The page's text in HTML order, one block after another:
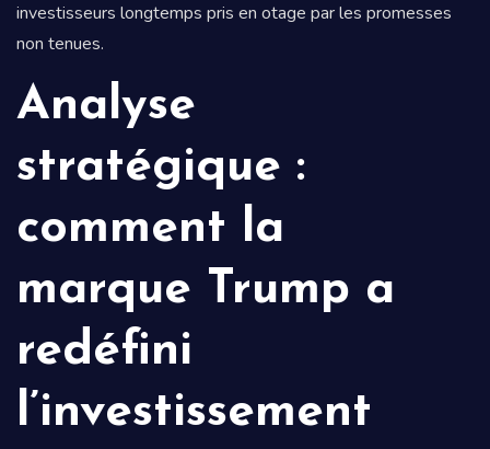
investisseurs longtemps pris en otage par les promesses
non tenues.
Analyse
stratégique :
comment la
marque Trump a
redéfini
l’investissement